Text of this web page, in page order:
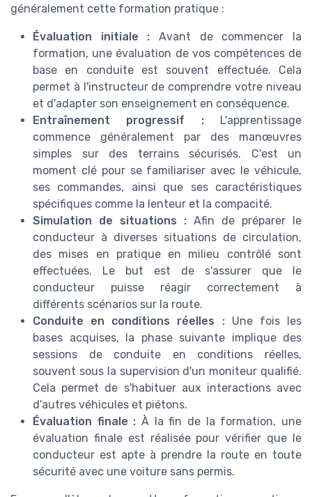
généralement cette formation pratique :
Évaluation initiale : Avant de commencer la
formation, une évaluation de vos compétences de
base en conduite est souvent effectuée. Cela
permet à l'instructeur de comprendre votre niveau
et d'adapter son enseignement en conséquence.
Entraînement progressif :L'apprentissage
commence généralement par des manœuvres
simples sur des terrains sécurisés. C'est un
moment clé pour se familiariser avec le véhicule,
ses commandes, ainsi que ses caractéristiques
spécifiques comme la lenteur et la compacité.
Simulation de situations : Afin de préparer le
conducteur à diverses situations de circulation,
des mises en pratique en milieu contrôlé sont
effectuées. Le but est de s'assurer que le
conducteur puisse réagir correctement à
différents scénarios sur la route.
Conduite en conditions réelles :Une fois les
bases acquises, la phase suivante implique des
sessions de conduite en conditions réelles,
souvent sous la supervision d'un moniteur qualifié.
Cela permet de s'habituer aux interactions avec
d'autres véhicules et piétons.
Évaluation finale : À la fin de la formation, une
évaluation finale est réalisée pour vérifier que le
conducteur est apte à prendre la route en toute
sécurité avec une voiture sans permis.